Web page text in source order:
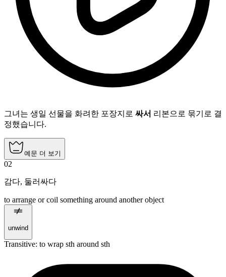
그녀는 생일 선물을 화려한 포장지로 싸서 리본으로 묶기로 결
정했습니다.
예문 더 보기
02
감다, 둘러싸다
to arrange or coil something around another object
unwind
Transitive: to wrap sth around sth